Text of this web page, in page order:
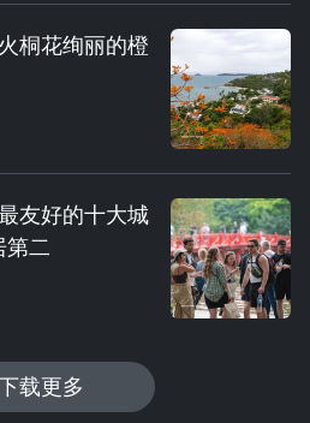
桐花绚丽的橙
友好的十大城
第二
载更多